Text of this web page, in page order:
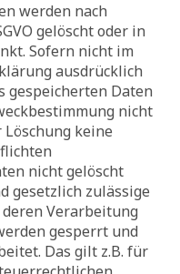
werden nach
gelöscht oder in
Sofern nicht im
ausdrücklich
gespeicherten Daten
nicht
keine
nicht gelöscht
gesetzlich zulässige
Verarbeitung
gesperrt und
Das gilt z.B. für